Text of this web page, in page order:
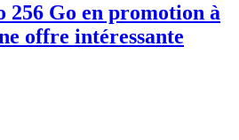
256 Go en promotion à
offre intéressante